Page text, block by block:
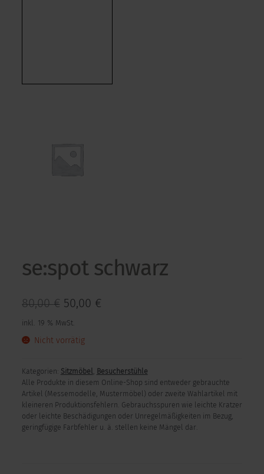
se:spot schwarz
80,00€ Ursprünglicher
Preis
war:
50,00 €Aktueller
inkl. 19 % MwSt.
Nicht vorrätig
Kategorien: Sitzmöbel , Besucherstühle
Alle Produkte in diesem Online-Shop sind entweder gebrauchte
Artikel (Messemodelle, Mustermöbel) oder zweite Wahlartikel mit
kleineren Produktionsfehlern. Gebrauchsspuren wie leichte Kratzer
oder leichte Beschädigungen oder Unregelmäßigkeiten im Bezug,
geringfügige Farbfehler u. ä. stellen keine Mängel dar.